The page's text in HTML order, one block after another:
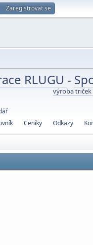
Zaregistrovat se
RLUGU -
výroba triček
Ceníky Odkazy